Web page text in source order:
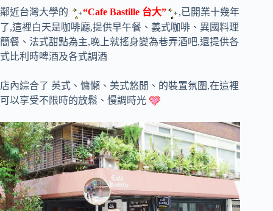
鄰近台灣大學的 “Cafe Bastille 台大”
,已開業十幾年
了,這裡白天是咖啡廳,提供早午餐、義式咖啡、異國料理
簡餐、法式甜點為主,晚上就搖身變為巷弄酒吧,還提供各
式比利時啤酒及各式調酒
店內綜合了 英式、慵懶、美式悠閒、的裝置氛圍,在這裡
可以享受不限時的放鬆、慢調時光